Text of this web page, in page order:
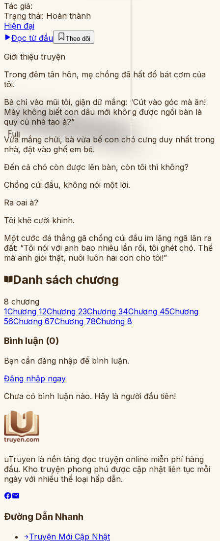
Full
Tác giả:
Trạng thái: Hoàn thành
Hiện đại
Đọc từ đầu
Theo dõi
Giới thiệu truyện
Trong đêm tân hôn, mẹ chồng đã hất đổ bát cơm của
tôi.
Bà chỉ vào mũi tôi, giận dữ mắng: “Cút vào góc mà ăn!
Mày không biết con dâu mới không được ngồi bàn là
quy củ nhà tao à?”
Vừa mắng chửi, bà vừa bế con chó cưng duy nhất trong
nhà, đặt vào ghế em bé.
Đến cả chó còn được lên bàn, còn tôi thì không?
Chồng cúi đầu, không nói một lời.
Ra oai à?
Tôi khẽ cười khinh.
Một cước đá thẳng gã chồng cúi đầu im lặng ngã lăn ra
đất: “Tôi nói với anh bao nhiêu lần rồi, tôi ghét chó. Thế
mà anh giỏi thật, nuôi luôn hai con cho tôi!”
Danh sách chương
8 chương
1Chương 12Chương 23Chương 34Chương 45Chương
56Chương 67Chương 78Chương 8
Bình luận (0)
Bạn cần đăng nhập để bình luận.
Đăng nhập ngay
Chưa có bình luận nào. Hãy là người đầu tiên!
uTruyen là nền tảng đọc truyện online miễn phí hàng
đầu. Kho truyện phong phú được cập nhật liên tục mỗi
ngày với nhiều thể loại hấp dẫn.
Đường Dẫn Nhanh
Truyện Mới Cập Nhật